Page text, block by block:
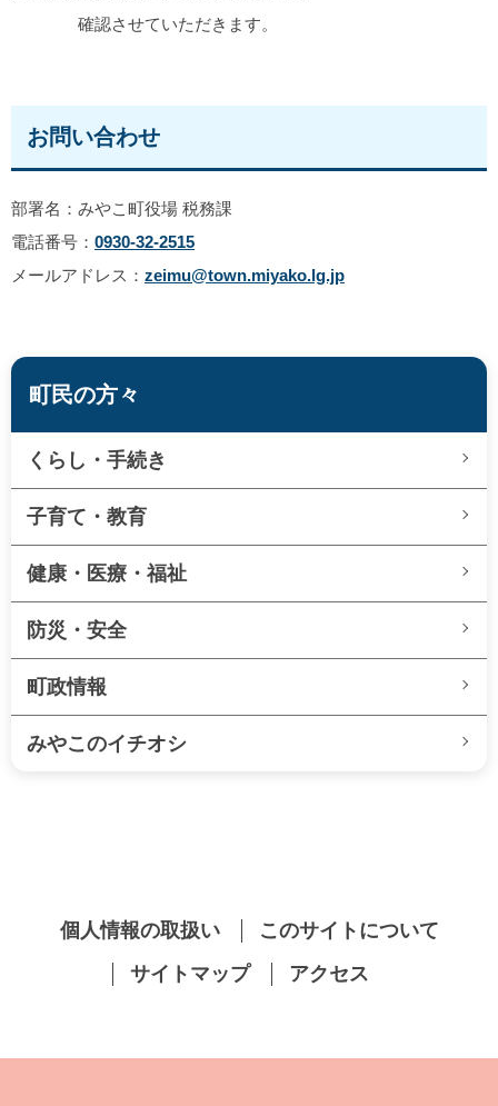
確認させていただきます。
お問い合わせ
部署名：みやこ町役場 税務課
電話番号： 0930-32-2515
メールアドレス： zeimu@town.miyako.lg.jp
町民の方々
くらし・手続き
子育て・教育
健康・医療・福祉
防災・安全
町政情報
みやこのイチオシ
個人情報の取扱い
このサイトについて
サイトマップ
アクセス